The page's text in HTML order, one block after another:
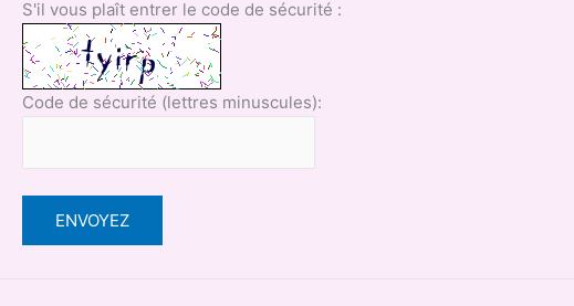
S'il vous plaît entrer le code de sécurité :
Code de sécurité (lettres minuscules):